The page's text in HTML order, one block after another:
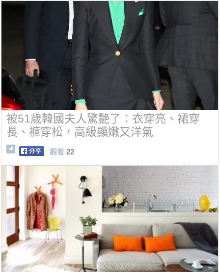
被51歲韓國夫人驚艷了：衣穿亮、裙穿
長、褲穿松，高級顯嫩又洋氣
觀看 22